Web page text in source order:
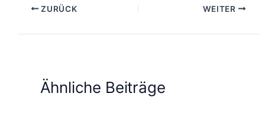
ZURÜCK WEITER
Ähnliche Beiträge